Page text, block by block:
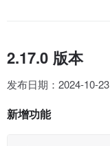
2.17.0 版本
发布日期：2024-10-23
新增功能